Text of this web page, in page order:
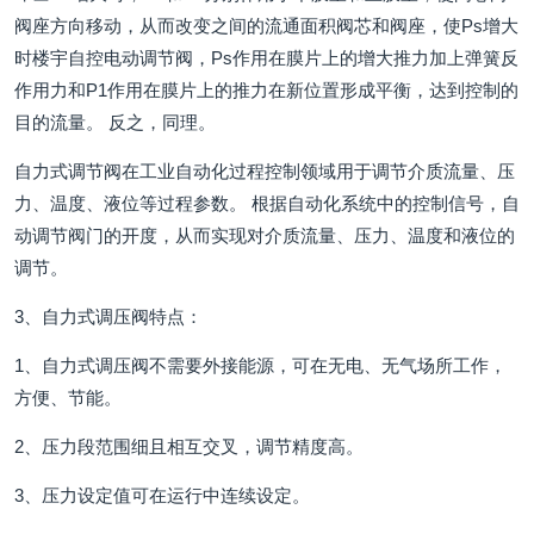
阀座方向移动，从而改变之间的流通面积阀芯和阀座，使Ps增大
时楼宇自控电动调节阀，Ps作用在膜片上的增大推力加上弹簧反
作用力和P1作用在膜片上的推力在新位置形成平衡，达到控制的
目的流量。 反之，同理。
自力式调节阀在工业自动化过程控制领域用于调节介质流量、压
力、温度、液位等过程参数。 根据自动化系统中的控制信号，自
动调节阀门的开度，从而实现对介质流量、压力、温度和液位的
调节。
3、自力式调压阀特点：
1、自力式调压阀不需要外接能源，可在无电、无气场所工作，
方便、节能。
2、压力段范围细且相互交叉，调节精度高。
3、压力设定值可在运行中连续设定。